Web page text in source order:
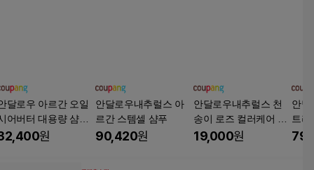
달로우 아르간 오일
어버터 대용량 샴푸
+ 수분 샴푸 50
원
안달로우내추럴스 아
르간 스템셀 샴푸
90,420원
안달로우내추럴스 천
송이 로즈 컬러케어 샴
푸
19,000원
안달
트리
트